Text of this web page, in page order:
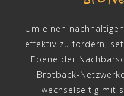
Um einen
effektiv zu fördern,
Ebene der
Brotback-
wechselseitig mit